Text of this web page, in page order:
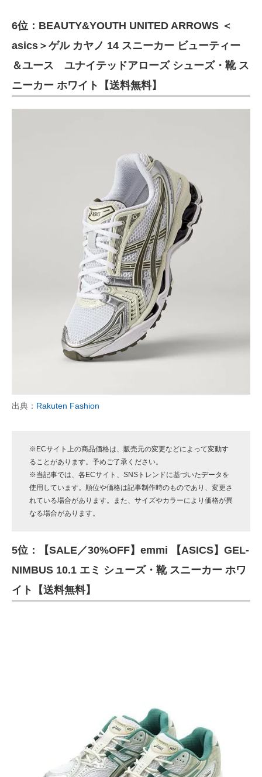
6位：BEAUTY&YOUTH UNITED ARROWS ＜
asics＞ゲル カヤノ 14 スニーカー ビューティー
＆ユース ユナイテッドアローズ シューズ・靴 ス
ニーカー ホワイト【送料無料】
出典： Rakuten Fashion
※ECサイト上の商品価格は、販売元の変更などによって変動す
ることがあります。予めご了承ください。
※当記事では、各ECサイト、SNSトレンドに基づいたデータを
使用しています。順位や価格は記事制作時のものであり、変更さ
れている場合があります。また、サイズやカラーにより価格が異
なる場合があります。
5位：【SALE／30%OFF】emmi 【ASICS】GEL-
NIMBUS 10.1 エミ シューズ・靴 スニーカー ホワ
イト【送料無料】